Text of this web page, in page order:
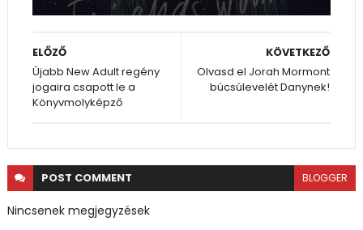
KÖVETKEZŐ
Olvasd el Jorah Mormont
búcsúlevelét Danynek!
ELŐZŐ
Újabb New Adult regény
jogaira csapott le a
Könyvmolyképző
POST COMMENT BLOGGER
Nincsenek megjegyzések